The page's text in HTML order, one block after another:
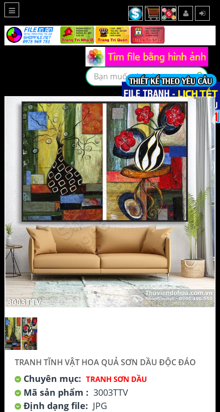
TRANH TĨNH VẬT HOA QUẢ SƠN DẦU ĐỘC ĐÁO
Chuyên mục: TRANH SƠN DẦU
Mã sản phẩm : 3003TTV
Định dạng file: JPG